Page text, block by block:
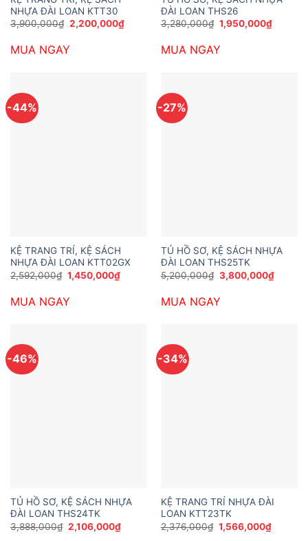
NHỰA ĐÀI LOAN KTT30
3,900,000₫ Giá
gốc
3,900,000₫.
2,200,000₫Giá
hiện
MUA NGAY
ĐÀI LOAN THS26
3,280,000₫ Giá
gốc
3,280,000₫.
1,950,000₫Giá
hiện
MUA NGAY
-44%
KỆ TRANG TRÍ, KỆ SÁCH
NHỰA ĐÀI LOAN KTT02GX
2,592,000₫ Giá
gốc
2,592,000₫.
1,450,000₫Giá
hiện
MUA NGAY
-27%
TỦ HỒ SƠ, KỆ SÁCH NHỰA
ĐÀI LOAN THS25TK
5,200,000₫ Giá
gốc
5,200,000₫.
3,800,000₫Giá
hiện
MUA NGAY
-46%
TỦ HỒ SƠ, KỆ SÁCH NHỰA
ĐÀI LOAN THS24TK
3,888,000₫ Giá
gốc
2,106,000₫Giá
hiện
-34%
KỆ TRANG TRÍ NHỰA ĐÀI
LOAN KTT23TK
2,376,000₫ Giá
gốc
1,566,000₫Giá
hiện